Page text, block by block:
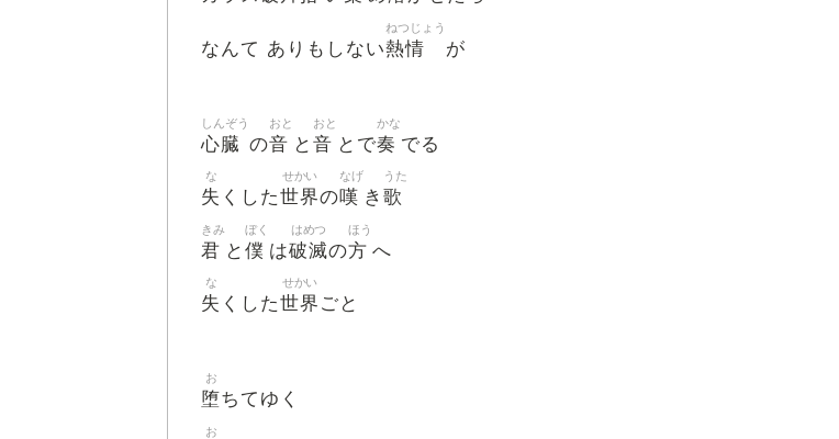
なんて ありもしない熱情
ねつじょう
が
心臓
しんぞう
の音
おと
と 音
おと
とで奏
かな
でる
失
な
くした世界
せかい
の嘆
なげ
き 歌
うた
君
きみ
と 僕
ぼく
は破滅
はめつ
の方
ほう
へ
失
な
くした世界
せかい
ごと
堕
お
ちてゆく
お